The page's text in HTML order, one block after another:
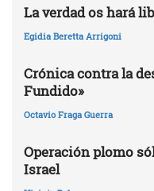
La verdad os hará
Egidia Beretta Arrigoni
Crónica contra la
Fundido»
Octavio Fraga Guerra
Operación plomo
Israel